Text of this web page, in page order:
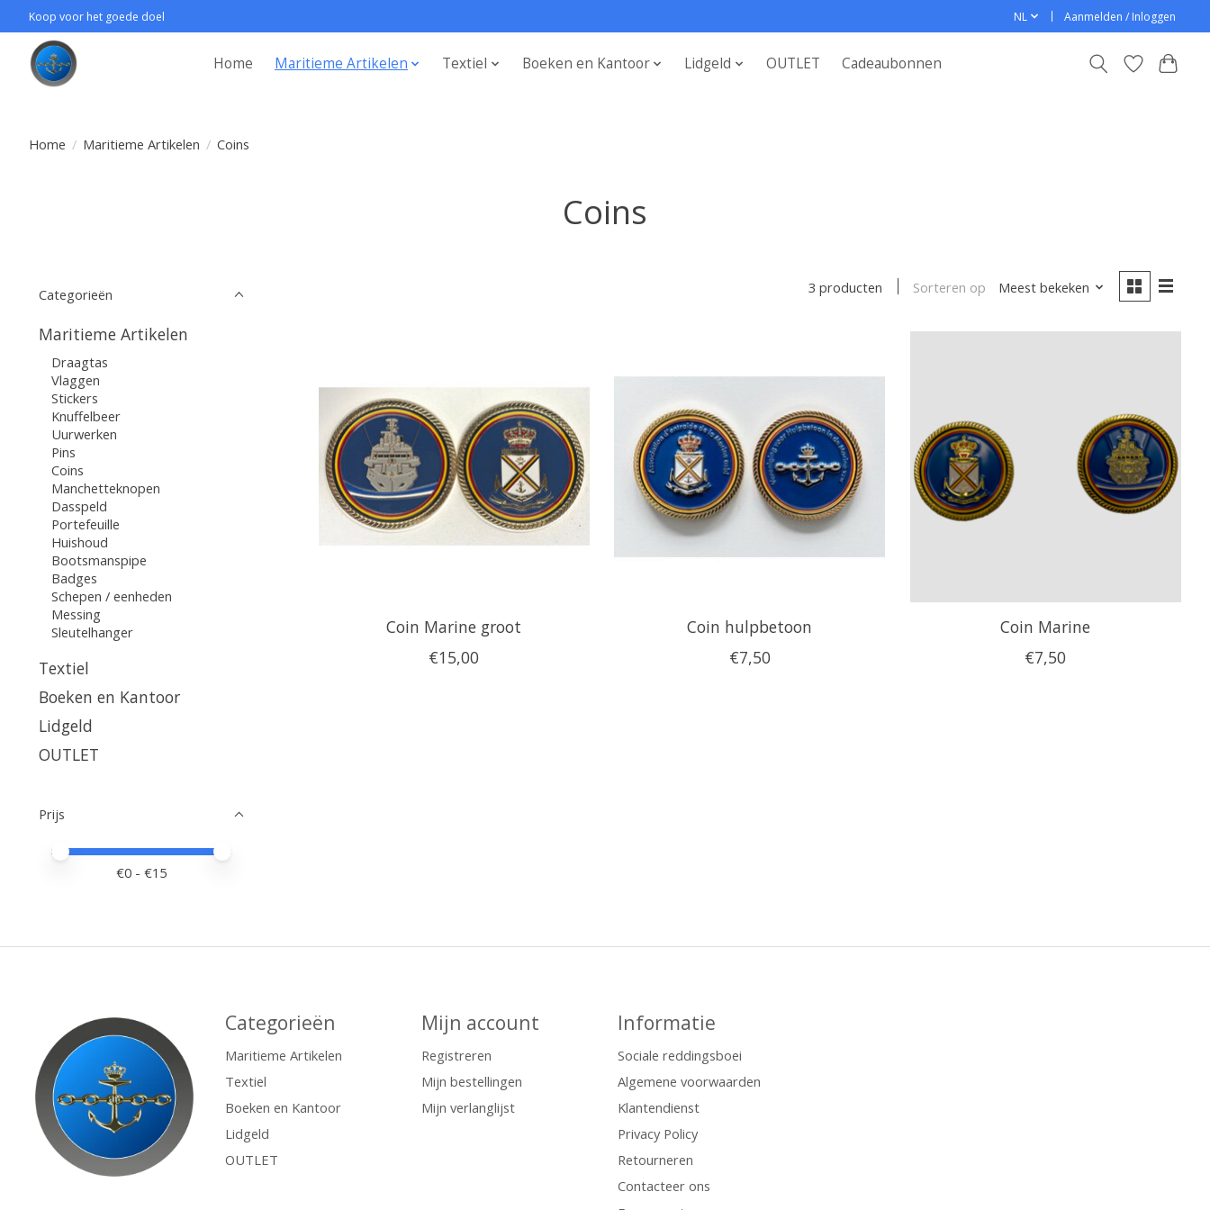
Koop voor het goede doel NL Aanmelden / Inloggen
Home Maritieme Artikelen Textiel Boeken en Kantoor Lidgeld OUTLET Cadeaubonnen
Home / Maritieme Artikelen / Coins
Coins
Categorieën
Maritieme Artikelen
Draagtas
Vlaggen
Stickers
Knuffelbeer
Uurwerken
Pins
Coins
Manchetteknopen
Dasspeld
Portefeuille
Huishoud
Bootsmanspipe
Badges
Schepen / eenheden
Messing
Sleutelhanger
Textiel
Boeken en Kantoor
Lidgeld
OUTLET
Prijs
Minimale prijswaarde
Price maximum value
€0 - €15
3 producten Sorteren op Meest bekeken
Coin Marine groot
€15,00
Coin hulpbetoon
€7,50
Coin Marine
€7,50
Categorieën
Maritieme Artikelen
Textiel
Boeken en Kantoor
Lidgeld
OUTLET
Mijn account
Registreren
Mijn bestellingen
Mijn verlanglijst
Informatie
Sociale reddingsboei
Algemene voorwaarden
Klantendienst
Privacy Policy
Retourneren
Contacteer ons